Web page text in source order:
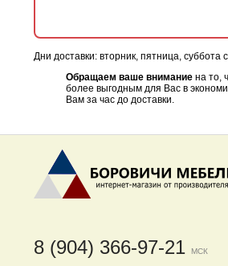
Дни доставки: вторник, пятница, суббота
Обращаем ваше внимание на то,
более выгодным для Вас в
Вам за час до доставки.
8 (904) 366-97-21 МСК